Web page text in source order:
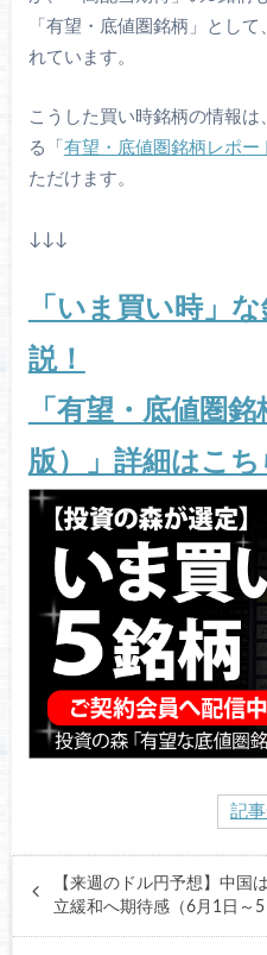
「有望・底値圏銘柄」とし
れています。
こうした買い時銘柄の情報
る「 有望・底値圏銘柄レポー
ただけます。
↓↓↓
「いま買い時」
説！
「有望・底値圏
版）」詳細はこち
記
【来週のドル円予想】中
立緩和へ期待感（6月1日～5